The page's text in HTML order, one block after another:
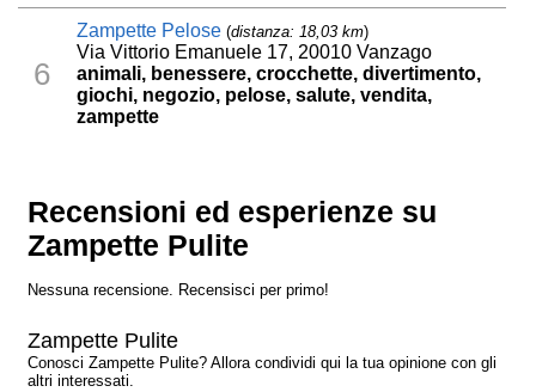
6
Zampette Pelose (distanza: 18,03 km)
Via Vittorio Emanuele 17, 20010 Vanzago
animali, benessere, crocchette, divertimento,
giochi, negozio, pelose, salute, vendita,
zampette
Recensioni ed esperienze su
Zampette Pulite
Nessuna recensione. Recensisci per primo!
Zampette Pulite
Conosci Zampette Pulite? Allora condividi qui la tua opinione con gli
altri interessati.